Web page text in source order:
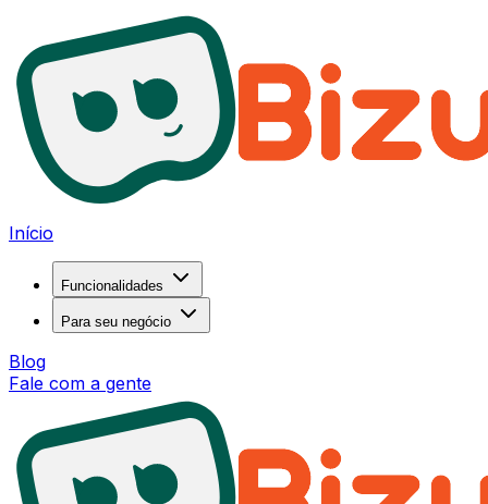
Início
Funcionalidades
Para seu negócio
Blog
Fale com a gente